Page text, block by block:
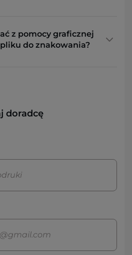
z pomocy graficznej
do znakowania?
doradcę